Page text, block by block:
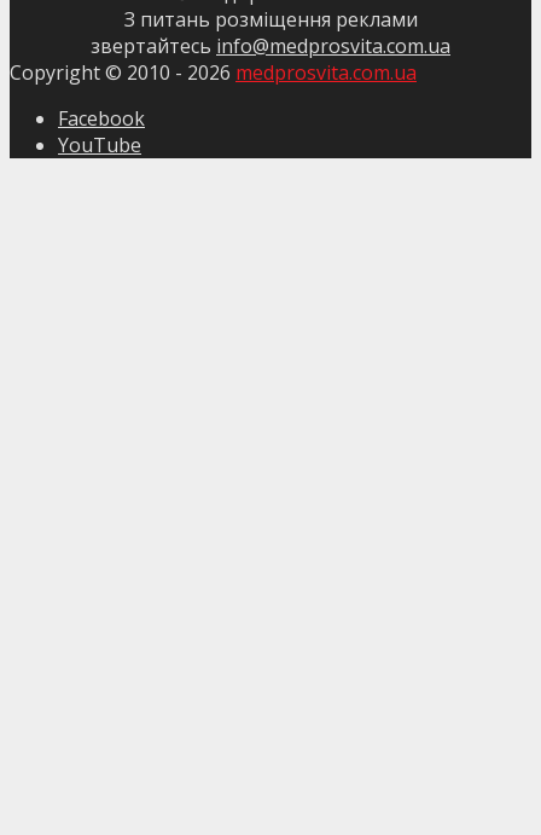
З питань розміщення реклами
звертайтесь info@medprosvita.com.ua
Copyright © 2010 - 2026 medprosvita.com.ua
Facebook
YouTube